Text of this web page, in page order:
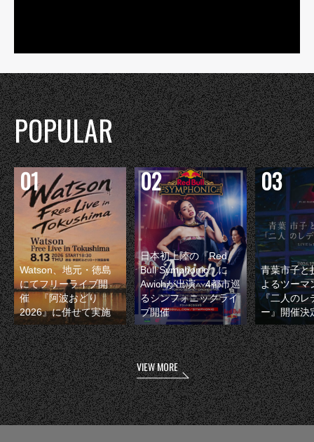
POPULAR
Watson、地元・徳島
にてフリーライブ開
催 『阿波おどり
2026』に併せて実施
日本初上陸の『Red
Bull Symphonic』に
Awichが出演 4都市巡
るシンフォニックライ
ブ開催
青葉市子と
よるツーマ
『二人のレ
ー』開催決
VIEW MORE